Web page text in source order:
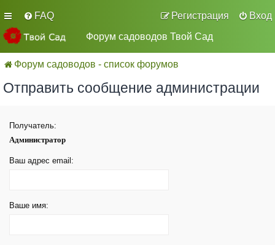
FAQ Вход
Регистрация
Форум садоводов Твой Сад
Форум садоводов - список форумов
Отправить сообщение администрации
Получатель:
Администратор
Ваш адрес email:
Ваше имя: